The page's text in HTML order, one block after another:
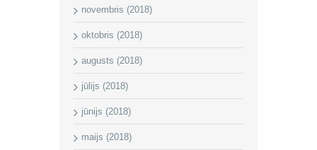
novembris (2018)
oktobris (2018)
augusts (2018)
jūlijs (2018)
jūnijs (2018)
maijs (2018)